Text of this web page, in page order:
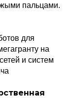
пальцами.
для
на
и систем